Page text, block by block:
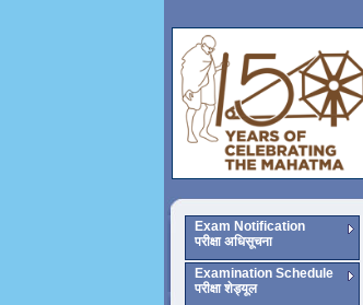
Exam Notification
परीक्षा अधिसूचना
Examination Schedule
परीक्षा शेड्यूल